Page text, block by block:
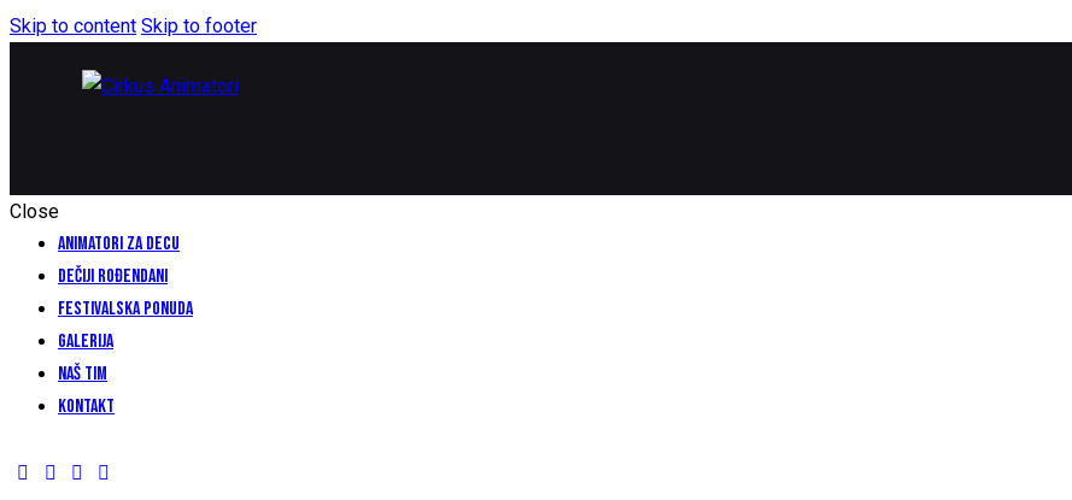
Skip to content Skip to footer
Close
ANIMATORI ZA DECU
DEČIJI ROĐENDANI
FESTIVALSKA PONUDA
GALERIJA
NAŠ TIM
KONTAKT